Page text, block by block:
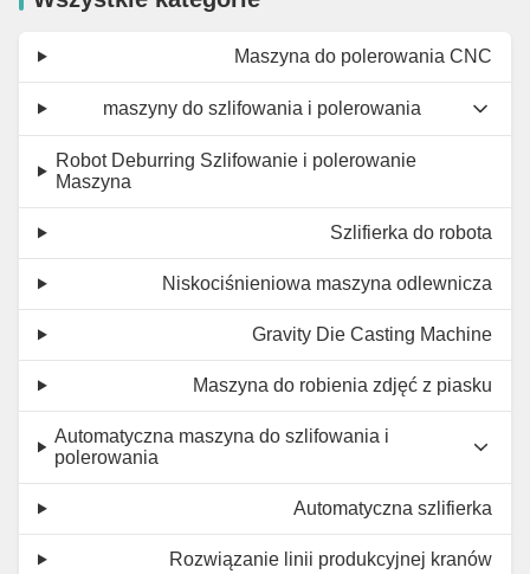
Maszyna do polerowania CNC
maszyny do szlifowania i polerowania
Robot Deburring Szlifowanie i polerowanie
Maszyna
Szlifierka do robota
Niskociśnieniowa maszyna odlewnicza
Gravity Die Casting Machine
Maszyna do robienia zdjęć z piasku
Automatyczna maszyna do szlifowania i
polerowania
Automatyczna szlifierka
Rozwiązanie linii produkcyjnej kranów